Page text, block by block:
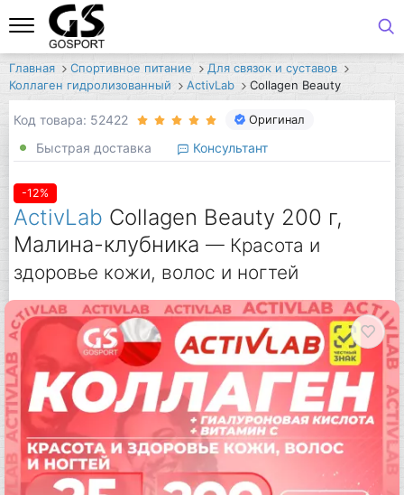
Главная Спортивное питание
Для связок и суставов
Коллаген гидролизованный
ActivLab Collagen Beauty
Код товара: 52422 Оригинал
Быстрая доставка Консультант
-12%
ActivLab Collagen Beauty 200 г,
Малина-клубника — Красота и
здоровье кожи, волос и ногтей